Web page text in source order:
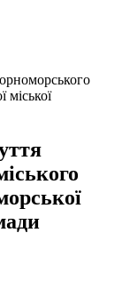
міської